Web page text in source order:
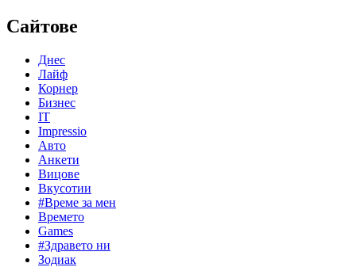
Сайтове
Днес
Лайф
Корнер
Бизнес
IT
Impressio
Авто
Анкети
Вицове
Вкусотии
#Време за мен
Времето
Games
#Здравето ни
Зодиак